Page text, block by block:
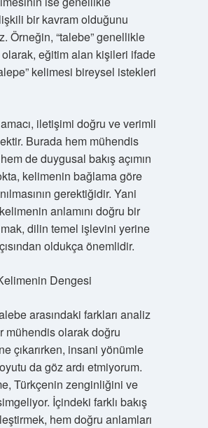
bir kavram olduğunu
Örneğin, “talebe” genellikle
eğitim alan kişileri ifade
kelimesi bireysel istekleri
iletişimi doğru ve verimli
Burada hem mühendis
de duygusal bakış açımın
kelimenin bağlama göre
gerektiğidir. Yani
anlamını doğru bir
dilin temel işlevini yerine
oldukça önemlidir.
Dengesi
arasındaki farkları analiz
mühendis olarak doğru
çıkarırken, insani yönümle
da göz ardı etmiyorum.
Türkçenin zenginliğini ve
İçindeki farklı bakış
hem doğru anlamları